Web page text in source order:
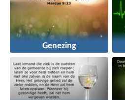
Genezing